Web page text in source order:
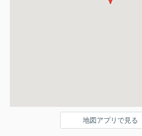
地図アプリで見る